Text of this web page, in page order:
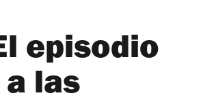
episodio
las